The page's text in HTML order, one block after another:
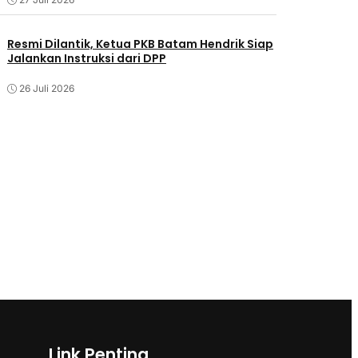
Resmi Dilantik, Ketua PKB Batam Hendrik Siap
Jalankan Instruksi dari DPP
26 Juli 2026